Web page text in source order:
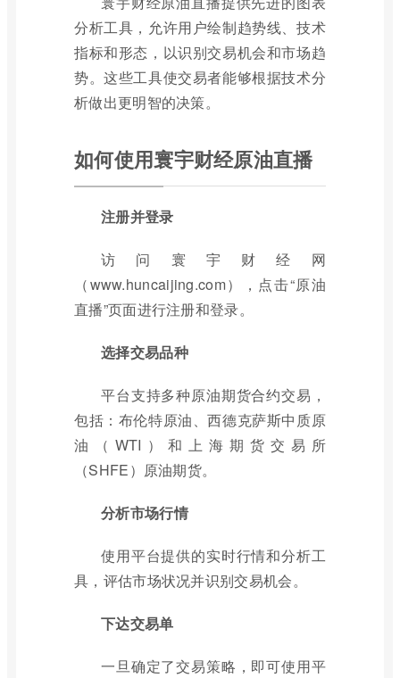
分析工具，允许用户绘制趋势线、技术
指标和形态，以识别交易机会和市场趋
势。这些工具使交易者能够根据技术分
析做出更明智的决策。
如何使用寰宇财经原油直播
注册并登录
访问寰宇财经网
（www.huncaijing.com），点击“原油
直播”页面进行注册和登录。
选择交易品种
平台支持多种原油期货合约交易，
包括：布伦特原油、西德克萨斯中质原
油（WTI）和上海期货交易所
（SHFE）原油期货。
分析市场行情
使用平台提供的实时行情和分析工
具，评估市场状况并识别交易机会。
下达交易单
一旦确定了交易策略，即可使用平